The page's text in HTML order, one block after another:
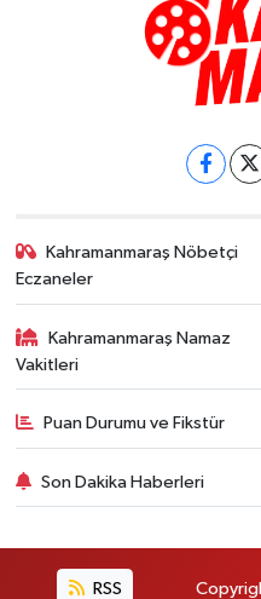
Kahramanmaraş Nöbetçi
Eczaneler
Kahramanmaraş Namaz
Vakitleri
Puan Durumu ve Fikstür
Son Dakika Haberleri
RSS